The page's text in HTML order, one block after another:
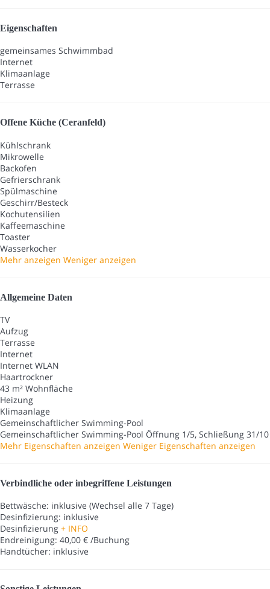
Eigenschaften
gemeinsames Schwimmbad
Internet
Klimaanlage
Terrasse
Offene Küche (Ceranfeld)
Kühlschrank
Mikrowelle
Backofen
Gefrierschrank
Spülmaschine
Geschirr/Besteck
Kochutensilien
Kaffeemaschine
Toaster
Wasserkocher
Mehr anzeigen Weniger anzeigen
Allgemeine Daten
TV
Aufzug
Terrasse
Internet
Internet WLAN
Haartrockner
43 m² Wohnfläche
Heizung
Klimaanlage
Gemeinschaftlicher Swimming-Pool
Gemeinschaftlicher Swimming-Pool Öffnung 1/5, Schließung 31/10
Mehr Eigenschaften anzeigen Weniger Eigenschaften anzeigen
Verbindliche oder inbegriffene Leistungen
Bettwäsche: inklusive (Wechsel alle 7 Tage)
Desinfizierung: inklusive
Desinfizierung + INFO
Endreinigung: 40,00 € /Buchung
Handtücher: inklusive